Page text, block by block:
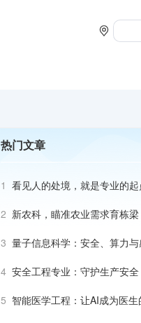
热门文章
1 看见人的处境，就是专业的起
2 新农科，瞄准农业需求育栋梁
3 量子信息科学：安全、算力
4 安全工程专业：守护生产安
5 智能医学工程：让AI成为医生